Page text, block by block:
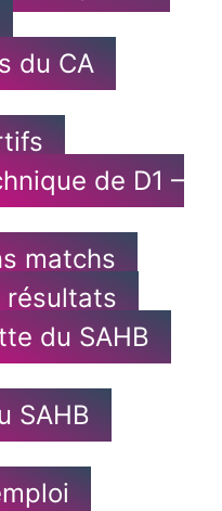
du CA
de D1 –
matchs
résultats
du SAHB
SAHB